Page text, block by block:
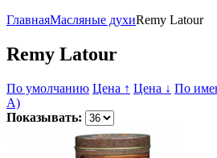
ГлавнаяМасляные духиRemy Latour
Remy Latour
По умолчанию Цена ↑ Цена ↓ По
A)
Показывать: